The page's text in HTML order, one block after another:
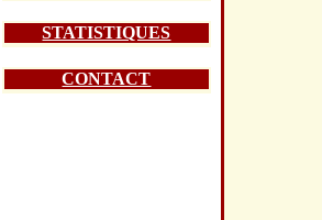
STATISTIQUES
CONTACT